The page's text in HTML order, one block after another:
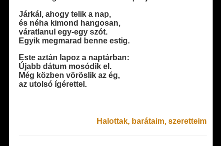
Járkál, ahogy telik a nap,
és néha kimond hangosan,
váratlanul egy-egy szót.
Egyik megmarad benne estig.
Este aztán lapoz a naptárban:
Újabb dátum mosódik el.
Még közben vöröslik az ég,
az utolsó ígérettel.
Halottak, barátaim, szeretteim